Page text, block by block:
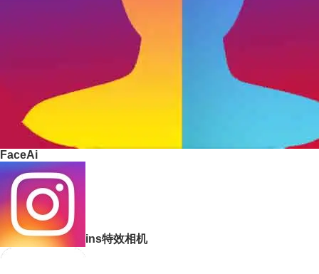
FaceAi
ins特效相机